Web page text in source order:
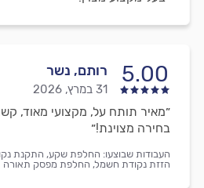
5.00 רותם, נשר
31 במרץ, 2026
״מאיר תותח על, מקצועי מאוד,
בחירה מצוינת!״
העבודות שבוצעו: החלפת שקע, התקנת
הזזת נקודת חשמל, החלפת מפסק תאורה